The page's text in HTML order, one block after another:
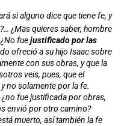
si alguno dice que tiene fe, y
¿Mas quieres saber, hombre
fue justificado por las
ofreció a su hijo Isaac sobre
con sus obras, y que la
veis, pues, que el
no solamente por la fe.
fue justificada por obras,
envió por otro camino?
muerto, así también la fe